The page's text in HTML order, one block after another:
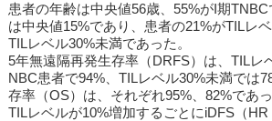
患者の年齢は中央値56歳、55%がI期
は中央値15%であり、患者の21%がTILレ
TILレベル30%未満であった。
5年無遠隔再発生存率（DRFS）は、TILレ
NBC患者で94%、TILレベル30%未満では
存率（OS）は、それぞれ95%、82%であっ
TILレベルが10%増加するごとにiDFS（